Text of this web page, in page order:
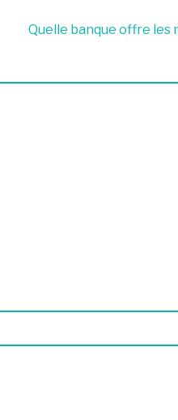
Quelle banque offre les